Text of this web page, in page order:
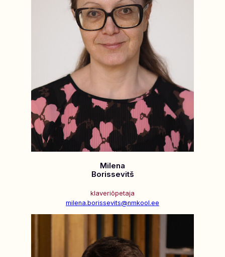
Milena
Borissevitš
klaveriõpetaja
milena.borissevits@nmkool.ee